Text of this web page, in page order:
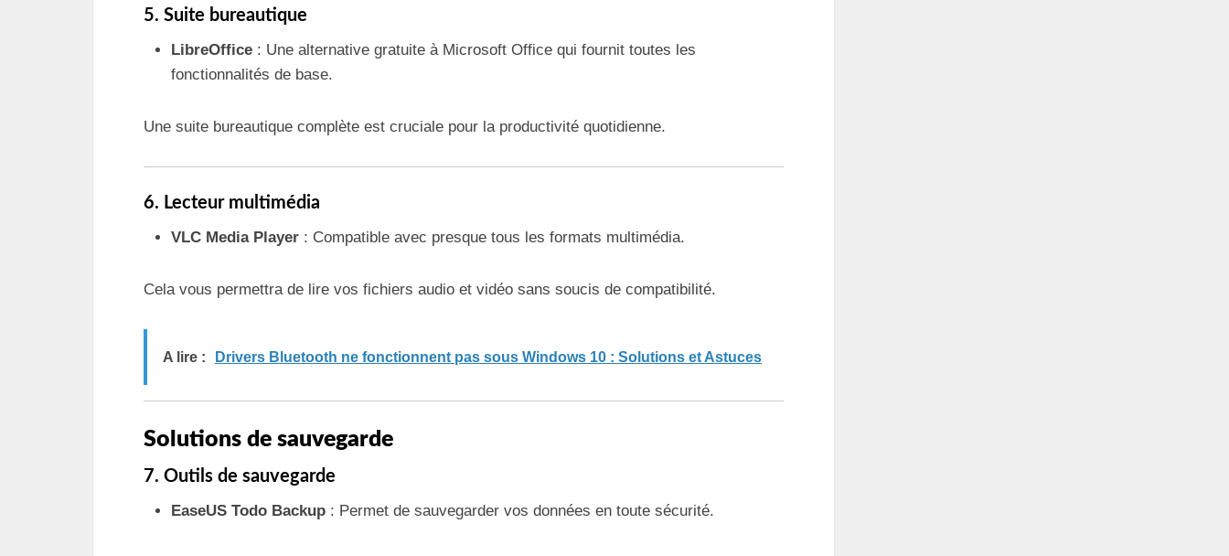
5. Suite bureautique
LibreOffice : Une alternative gratuite à Microsoft Office qui fournit toutes les
fonctionnalités de base.
Une suite bureautique complète est cruciale pour la productivité quotidienne.
6. Lecteur multimédia
VLC Media Player : Compatible avec presque tous les formats multimédia.
Cela vous permettra de lire vos fichiers audio et vidéo sans soucis de compatibilité.
A lire : Drivers Bluetooth ne fonctionnent pas sous Windows 10 : Solutions et Astuces
Solutions de sauvegarde
7. Outils de sauvegarde
EaseUS Todo Backup : Permet de sauvegarder vos données en toute sécurité.